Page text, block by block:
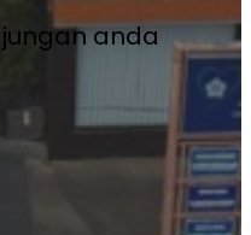
anda